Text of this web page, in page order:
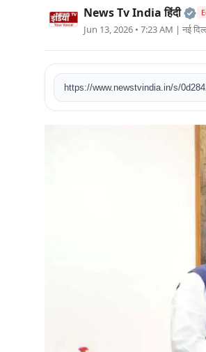
News Tv India हिंदी
Jun 13, 2026 • 7:23 AM | नई
https://www.newstvindia.in/s/